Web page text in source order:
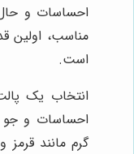
احساسات و
مناسب، اولین
است.
انتخاب یک
احساسات و جو
گرم مانند قرمز